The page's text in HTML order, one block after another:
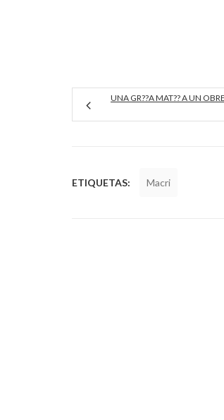
UNA GR??A MAT?? A UN
ETIQUETAS: Macri